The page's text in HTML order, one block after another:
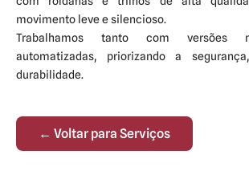
movimento leve e silencioso.
Trabalhamos tanto com versões
automatizadas, priorizando a
durabilidade.
← Voltar para Serviços